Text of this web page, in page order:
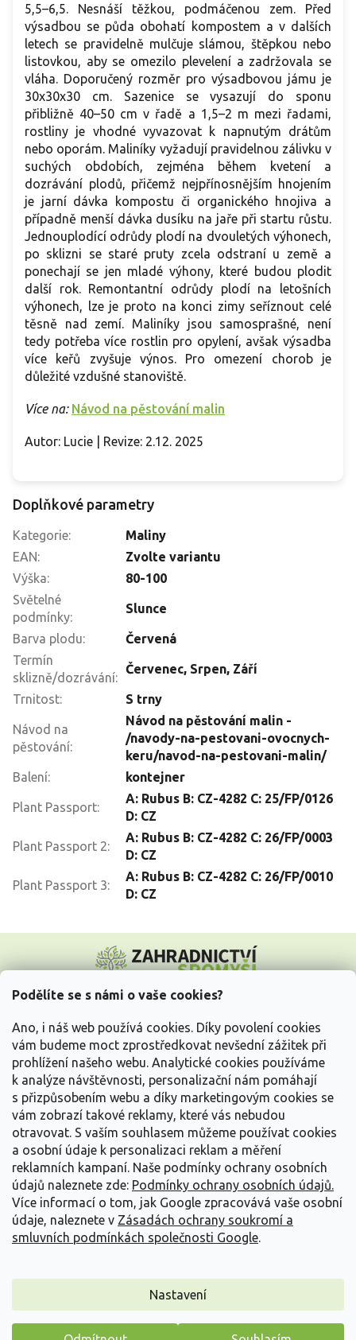
Podělíte se s námi o vaše cookies?
Ano, i náš web používá cookies. Díky povolení cookies
vám budeme moct zprostředkovat nevšední zážitek při
prohlížení našeho webu. Analytické cookies používáme
k analýze návštěvnosti, personalizační nám pomáhají
s přizpůsobením webu a díky marketingovým cookies se
vám zobrazí takové reklamy, které vás nebudou
otravovat. S vaším souhlasem můžeme používat cookies
a osobní údaje k personalizaci reklam a měření
reklamních kampaní. Naše podmínky ochrany osobních
údajů naleznete zde: Podmínky ochrany osobních údajů.
Více informací o tom, jak Google zpracovává vaše osobní
údaje, naleznete v Zásadách ochrany soukromí a
smluvních podmínkách společnosti Google.
Nastavení
5,5–6,5. Nesnáší těžkou, podmáčenou zem. Před
výsadbou se půda obohatí kompostem a v dalších
letech se pravidelně mulčuje slámou, štěpkou nebo
listovkou, aby se omezilo plevelení a zadržovala se
vláha. Doporučený rozměr pro výsadbovou jámu je
30x30x30 cm. Sazenice se vysazují do sponu
přibližně 40–50 cm v řadě a 1,5–2 m mezi řadami,
rostliny je vhodné vyvazovat k napnutým drátům
nebo oporám. Maliníky vyžadují pravidelnou zálivku v
suchých obdobích, zejména během kvetení a
dozrávání plodů, přičemž nejpřínosnějším hnojením
je jarní dávka kompostu či organického hnojiva a
případně menší dávka dusíku na jaře při startu růstu.
Jednouplodící odrůdy plodí na dvouletých výhonech,
po sklizni se staré pruty zcela odstraní u země a
ponechají se jen mladé výhony, které budou plodit
další rok. Remontantní odrůdy plodí na letošních
výhonech, lze je proto na konci zimy seříznout celé
těsně nad zemí. Maliníky jsou samosprašné, není
tedy potřeba více rostlin pro opylení, avšak výsadba
více keřů zvyšuje výnos. Pro omezení chorob je
důležité vzdušné stanoviště.
Více na: Návod na pěstování malin
Autor: Lucie | Revize: 2.12. 2025
Doplňkové parametry
Kategorie:
Maliny
EAN:
Zvolte variantu
Výška:
80-100
Světelné
podmínky:
Slunce
Barva plodu:
Červená
Termín
sklizně/dozrávání:
Červenec, Srpen, Září
Trnitost: S trny
Návod na
pěstování:
Návod na pěstování malin -
/navody-na-pestovani-ovocnych-
keru/navod-na-pestovani-malin/
Balení: kontejner
Plant Passport:
A: Rubus B: CZ-4282 C: 25/FP/0126
D: CZ
Plant Passport 2:
A: Rubus B: CZ-4282 C: 26/FP/0003
D: CZ
Plant Passport 3:
A: Rubus B: CZ-4282 C: 26/FP/0010
D: CZ
p
Vše o nákupu
Informace pro Vás
Kontakujte nás
Vytvořil Shoptet
Copyright 2026 Zahradnictví Spomyšl . Všechna práva